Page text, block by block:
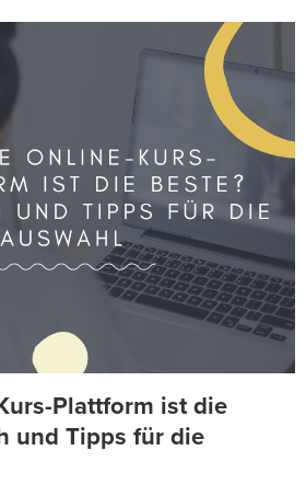
Plattform ist die
und Tipps für die